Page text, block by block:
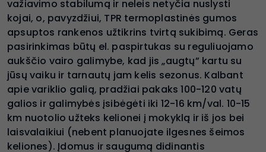
važiavimo stabilumą ir neleis netyčia nuslysti
kojai, o, pavyzdžiui, TPR termoplastinės gumos
apsuptos rankenos užtikrins tvirtą sukibimą. Geras
pasirinkimas būtų el. paspirtukas su reguliuojamo
aukščio vairo galimybe, kad jis „augtų” kartu su
jūsų vaiku ir tarnautų jam kelis sezonus. Kalbant
apie variklio galią, pradžiai pakaks 100-120 vatų
galios ir galimybės įsibėgėti iki 12-16 km/val. 10-15
km nuotolio užteks kelionei į mokyklą ir iš jos bei
laisvalaikiui (nebent planuojate ilgesnes šeimos
keliones). Įdomus ir saugumą didinantis